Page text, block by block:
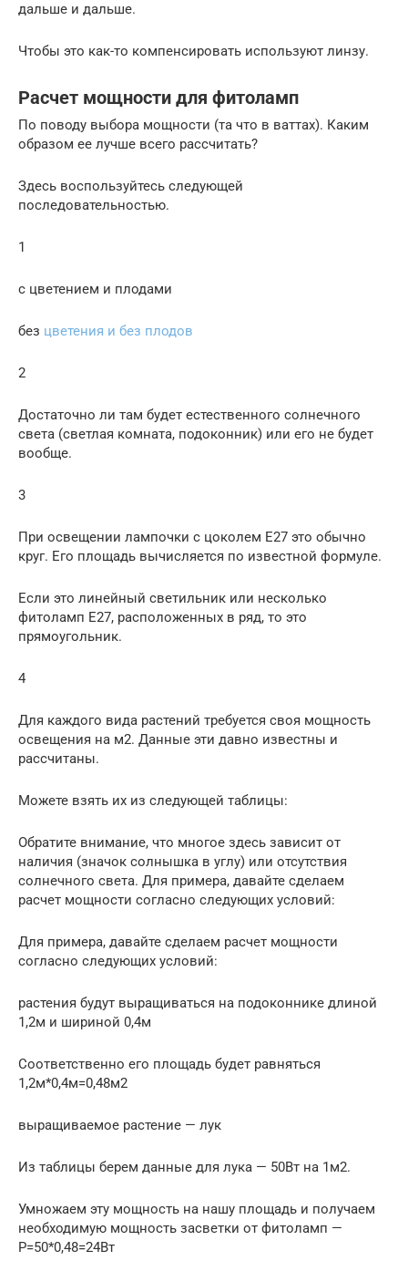
дальше и дальше.
Чтобы это как-то компенсировать используют линзу.
Расчет мощности для фитоламп
По поводу выбора мощности (та что в ваттах). Каким
образом ее лучше всего рассчитать?
Здесь воспользуйтесь следующей
последовательностью.
1
с цветением и плодами
без цветения и без плодов
2
Достаточно ли там будет естественного солнечного
света (светлая комната, подоконник) или его не будет
вообще.
3
При освещении лампочки с цоколем Е27 это обычно
круг. Его площадь вычисляется по известной формуле.
Если это линейный светильник или несколько
фитоламп Е27, расположенных в ряд, то это
прямоугольник.
4
Для каждого вида растений требуется своя мощность
освещения на м2. Данные эти давно известны и
рассчитаны.
Можете взять их из следующей таблицы:
Обратите внимание, что многое здесь зависит от
наличия (значок солнышка в углу) или отсутствия
солнечного света. Для примера, давайте сделаем
расчет мощности согласно следующих условий:
Для примера, давайте сделаем расчет мощности
согласно следующих условий:
растения будут выращиваться на подоконнике длиной
1,2м и шириной 0,4м
Соответственно его площадь будет равняться
1,2м*0,4м=0,48м2
выращиваемое растение — лук
Из таблицы берем данные для лука — 50Вт на 1м2.
Умножаем эту мощность на нашу площадь и получаем
необходимую мощность засветки от фитоламп —
P=50*0,48=24Вт